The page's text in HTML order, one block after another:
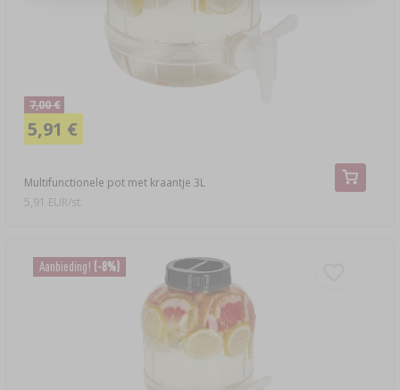
Multifunctionele pot met kraantje 3L
7,00 €
5,91 €
5,91 EUR/st.
Aanbieding! (-8%)